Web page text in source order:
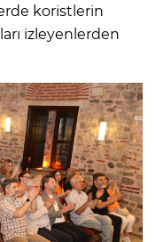
koristlerin
izleyenlerden